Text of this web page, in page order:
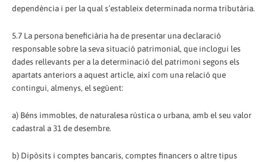
dependència i per la qual s’estableix determinada norma tributària.
5.7 La persona beneficiària ha de presentar una declaració
responsable sobre la seva situació patrimonial, que inclogui les
dades rellevants per a la determinació del patrimoni segons els
apartats anteriors a aquest article, així com una relació que
contingui, almenys, el següent:
a) Béns immobles, de naturalesa rústica o urbana, amb el seu valor
cadastral a 31 de desembre.
b) Dipòsits i comptes bancaris, comptes financers o altre tipus